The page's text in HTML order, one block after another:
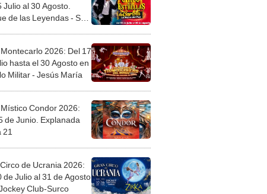
Julio al 30 Agosto.
de las Leyendas - San
2026: Del 17
hasta el 30 Agosto en
Militar - Jesús María
Condor 2026:
de Junio. Explanada
21
de Ucrania 2026:
de Julio al 31 de Agosto
Club-Surco